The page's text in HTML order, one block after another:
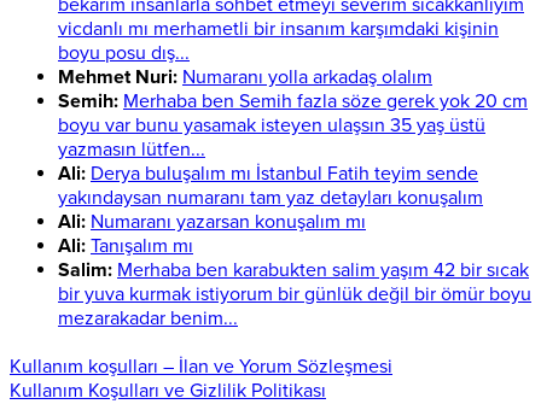
vicdanlı mı merhametli bir insanım karşımdaki kişinin
boyu posu dış...
Mehmet Nuri: Numaranı yolla arkadaş olalım
Semih: Merhaba ben Semih fazla söze gerek yok 20 cm
boyu var bunu yasamak isteyen ulaşsın 35 yaş üstü
yazmasın lütfen...
Ali: Derya buluşalım mı İstanbul Fatih teyim sende
yakındaysan numaranı tam yaz detayları konuşalım
Ali: Numaranı yazarsan konuşalım mı
Ali: Tanışalım mı
Salim: Merhaba ben karabukten salim yaşım 42 bir sıcak
bir yuva kurmak istiyorum bir günlük değil bir ömür boyu
mezarakadar benim...
Kullanım koşulları – İlan ve Yorum Sözleşmesi
Kullanım Koşulları ve Gizlilik Politikası